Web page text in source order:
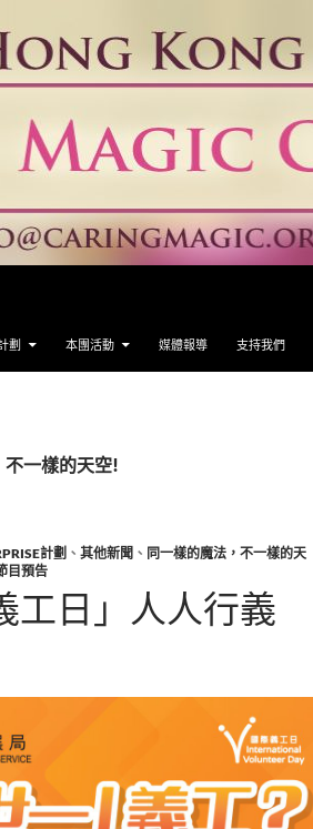
劃 本團活動 媒體報導 支持我們
不一樣的天空!
計劃 、 其他新聞 、 同一樣的魔法，不一樣的天
目預告
工日」人人行義